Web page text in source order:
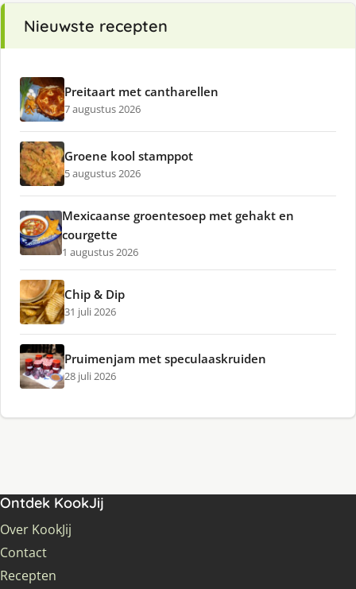
Nieuwste recepten
Preitaart met cantharellen
7 augustus 2026
Groene kool stamppot
5 augustus 2026
Mexicaanse groentesoep met gehakt en
courgette
1 augustus 2026
Chip & Dip
31 juli 2026
Pruimenjam met speculaaskruiden
28 juli 2026
Ontdek KookJij
Over KookJij
Contact
Recepten